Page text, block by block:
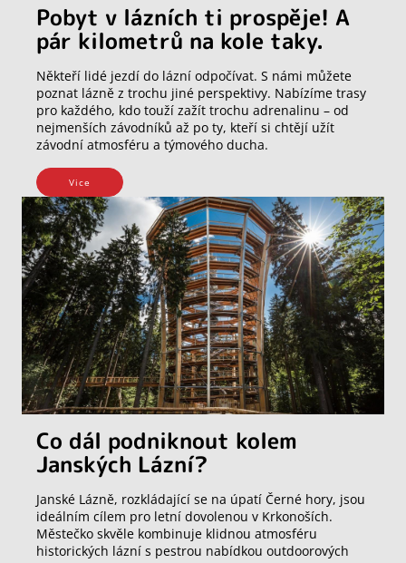
Pobyt v lázních ti prospěje! A
pár kilometrů na kole taky.
Někteří lidé jezdí do lázní odpočívat. S námi můžete
poznat lázně z trochu jiné perspektivy. Nabízíme trasy
pro každého, kdo touží zažít trochu adrenalinu – od
nejmenších závodníků až po ty, kteří si chtějí užít
závodní atmosféru a týmového ducha.
Vice
Co dál podniknout kolem
Janských Lázní?
Janské Lázně, rozkládající se na úpatí Černé hory, jsou
ideálním cílem pro letní dovolenou v Krkonoších.
Městečko skvěle kombinuje klidnou atmosféru
historických lázní s pestrou nabídkou outdoorových